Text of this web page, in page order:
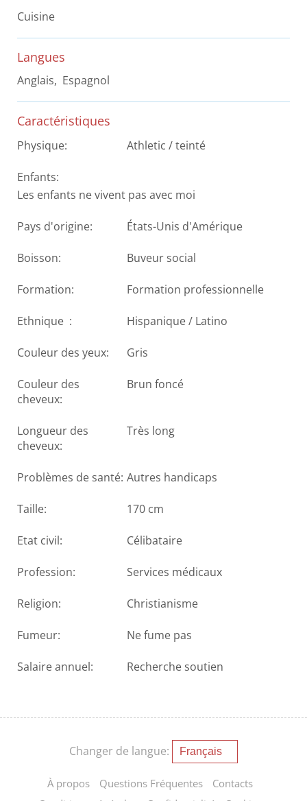
Cuisine
Langues
Anglais, Espagnol
Caractéristiques
Physique: Athletic / teinté
Enfants:
Les enfants ne vivent pas avec moi
Pays d'origine: États-Unis d'Amérique
Boisson: Buveur social
Formation: Formation professionnelle
Ethnique : Hispanique / Latino
Couleur des yeux: Gris
Couleur des
cheveux:
Brun foncé
Longueur des
cheveux:
Très long
Problèmes de santé: Autres handicaps
Taille: 170 cm
Etat civil: Célibataire
Profession: Services médicaux
Religion: Christianisme
Fumeur: Ne fume pas
Salaire annuel: Recherche soutien
Changer de langue:
À propos Questions Fréquentes
Contacts